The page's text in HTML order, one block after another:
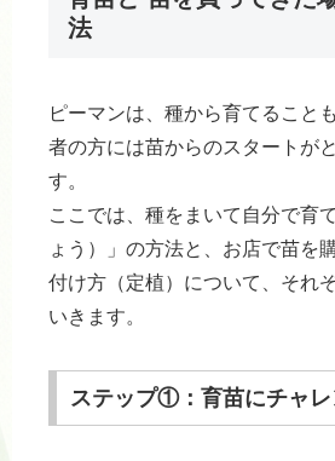
法
ピーマンは、種から育てること
者の方には苗からのスタートが
す。
ここでは、種をまいて自分で育
ょう）」の方法と、お店で苗を
付け方（定植）について、それ
いきます。
ステップ①：育苗にチャ